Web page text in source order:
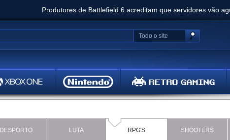
Produtores de Battlefield 6 acreditam que servidores vão
Clair Obscur: Expedition 33 já vendeu 5 milhões de cópias e vai
Metal Gear Solid Delta:
Bethesda anuncia
Todo o site
DESPORTO LUTA RPG'S SHOOTERS